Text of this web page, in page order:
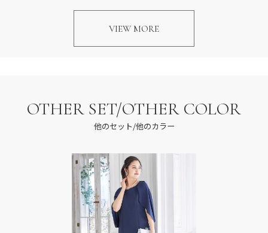
VIEW MORE
OTHER SET/OTHER COLOR
他のセット/他のカラー